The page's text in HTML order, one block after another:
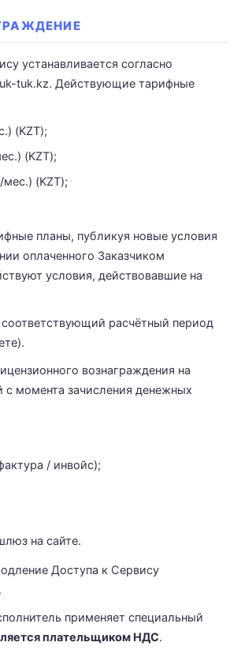
устанавливается согласно
tuk.kz. Действующие тарифные
(KZT);
(KZT);
(KZT);
планы, публикуя новые условия
оплаченного Заказчиком
условия, действовавшие на
расчётный период
вознаграждения на
с момента зачисления денежных
/ инвойс);
на сайте.
Доступа к Сервису
применяет специальный
плательщиком НДС.